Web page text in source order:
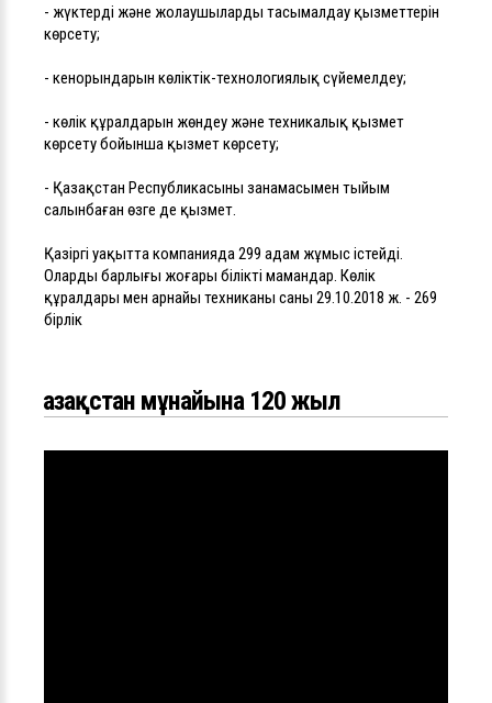
- жүктерді және жолаушыларды тасымалдау қызметтерін
көрсету;
- кенорындарын көліктік-технологиялық сүйемелдеу;
- көлік құралдарын жөндеу және техникалық қызмет
көрсету бойынша қызмет көрсету;
- Қазақстан Республикасының заңнамасымен тыйым
салынбаған өзге де қызмет.
Қазіргі уақытта компанияда 299 адам жұмыс істейді.
Олардың барлығы жоғары білікті мамандар. Көлік
құралдары мен арнайы техниканың саны 29.10.2018 ж. - 269
бірлік
Қазақстан мұнайына 120 жыл